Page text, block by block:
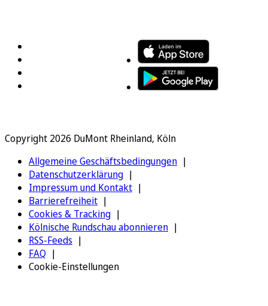
Copyright 2026 DuMont Rheinland, Köln
Allgemeine Geschäftsbedingungen
Datenschutzerklärung
Impressum und Kontakt
Barrierefreiheit
Cookies & Tracking
Kölnische Rundschau abonnieren
RSS-Feeds
FAQ
Cookie-Einstellungen